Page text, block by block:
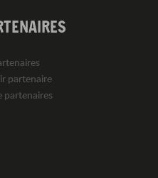
partenaire
partenaires